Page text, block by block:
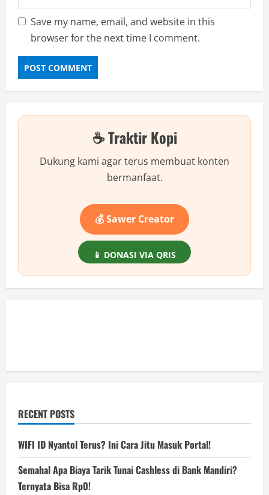
Save my name, email, and website in this
browser for the next time I comment.
☕ Traktir Kopi
Dukung kami agar terus membuat konten
bermanfaat.
💰 Sawer Creator
📱 DONASI VIA QRIS
RECENT POSTS
WIFI ID Nyantol Terus? Ini Cara Jitu Masuk Portal!
Semahal Apa Biaya Tarik Tunai Cashless di Bank Mandiri?
Ternyata Bisa Rp0!